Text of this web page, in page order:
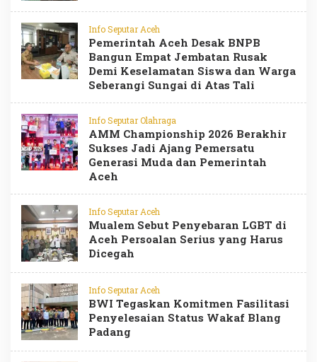
Info Seputar Aceh
Pemerintah Aceh Desak BNPB
Bangun Empat Jembatan Rusak
Demi Keselamatan Siswa dan Warga
Seberangi Sungai di Atas Tali
Info Seputar Olahraga
AMM Championship 2026 Berakhir
Sukses Jadi Ajang Pemersatu
Generasi Muda dan Pemerintah
Aceh
Info Seputar Aceh
Mualem Sebut Penyebaran LGBT di
Aceh Persoalan Serius yang Harus
Dicegah
Info Seputar Aceh
BWI Tegaskan Komitmen Fasilitasi
Penyelesaian Status Wakaf Blang
Padang